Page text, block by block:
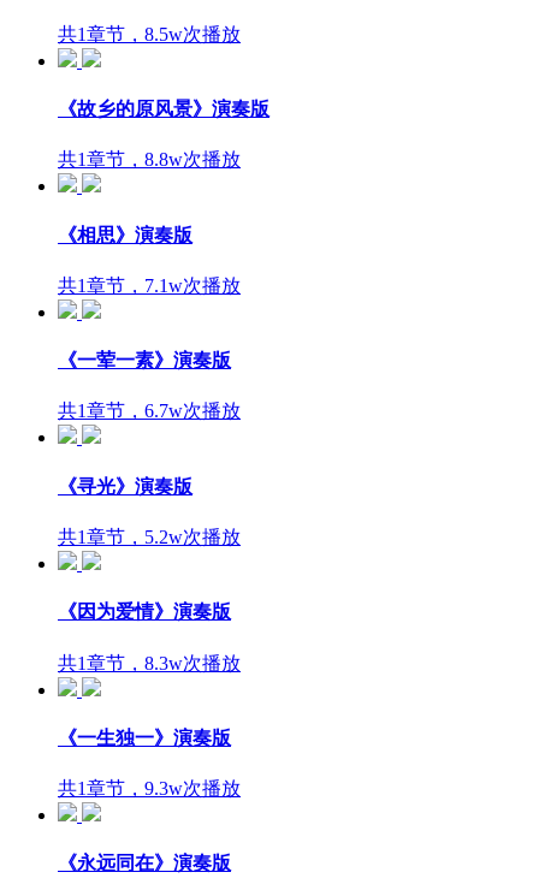
共1章节，8.5w次播放
《故乡的原风景》演奏版
共1章节，8.8w次播放
《相思》演奏版
共1章节，7.1w次播放
《一荤一素》演奏版
共1章节，6.7w次播放
《寻光》演奏版
共1章节，5.2w次播放
《因为爱情》演奏版
共1章节，8.3w次播放
《一生独一》演奏版
共1章节，9.3w次播放
《永远同在》演奏版